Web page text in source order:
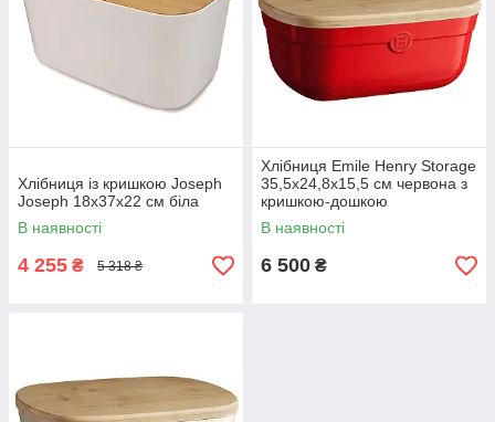
Хлібниця із кришкою Joseph
Joseph 18x37x22 см біла
В наявності
4 255 ₴ 5 318 ₴
Хлібниця Emile Henry Storage
35,5х24,8х15,5 см червона з
кришкою-дошкою
В наявності
6 500 ₴